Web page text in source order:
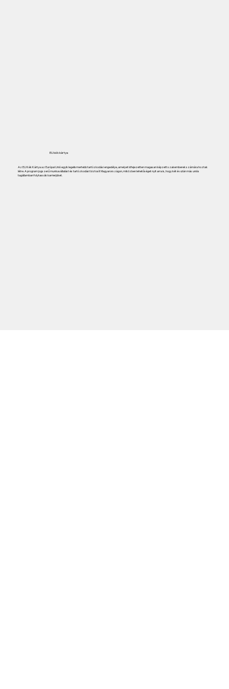
EU kék kártya
Az EU Kék Kártya az Európai Unió egyik legelismertebb tartózkodási engedélye, amelyet kifejezetten magasan képzett szakemberek számára hoztak
létre. A program jogszerű munkavállalást és tartózkodást biztosít Magyarországon, miközben lehetőséget nyit arra is, hogy két év után más uniós
tagállamban folytassák karrierjüket.